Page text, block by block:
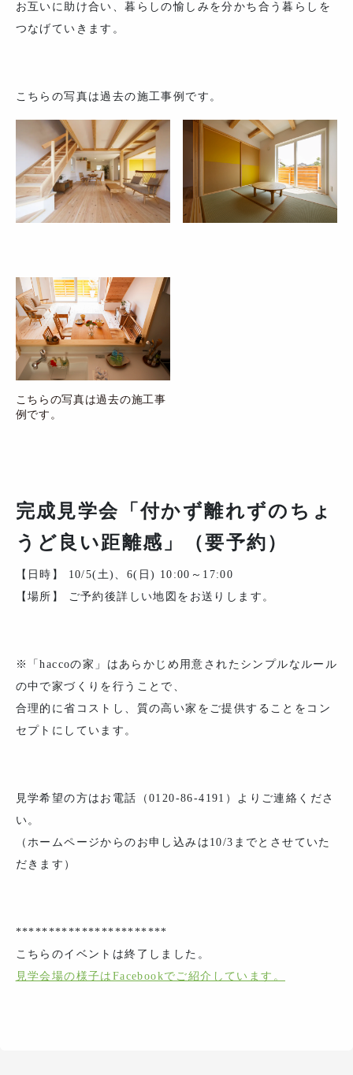
お互いに助け合い、暮らしの愉しみを分かち合う暮らしを
つなげていきます。
こちらの写真は過去の施工事例です。
こちらの写真は過去の施工事
例です。
完成見学会「付かず離れずのちょ
うど良い距離感」（要予約）
【日時】 10/5(土)、6(日) 10:00～17:00
【場所】 ご予約後詳しい地図をお送りします。
※「haccoの家」はあらかじめ用意されたシンプルなルール
の中で家づくりを行うことで、
合理的に省コストし、質の高い家をご提供することをコン
セプトにしています。
見学希望の方はお電話（0120-86-4191）よりご連絡くださ
い。
（ホームページからのお申し込みは10/3までとさせていた
だきます）
***********************
こちらのイベントは終了しました。
見学会場の様子はFacebookでご紹介しています。